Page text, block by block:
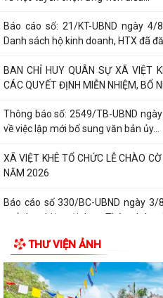
Báo cáo số: 21/KT-UBND ngày
Danh sách hộ kinh doanh, HTX đã
BAN CHỈ HUY QUÂN SỰ XÃ VIỆT
CÁC QUYẾT ĐỊNH MIỄN NHIỆM, BỔ
Thông báo số: 2549/TB-UBND
về việc lập mới bổ sung văn bản ủy...
XÃ VIỆT KHÊ TỔ CHỨC LỄ CHÀO
NĂM 2026
Báo cáo số 330/BC-UBND ngày
quả thực hiện nội dung Thông báo
Hội Nông dân xã Việt Khê phối
nghiệp và Xây dựng Hải Phong tổ
XÃ VIỆTKHÊ, THÀNH PHỐ HẢI
THƯ VIỆN ẢNH